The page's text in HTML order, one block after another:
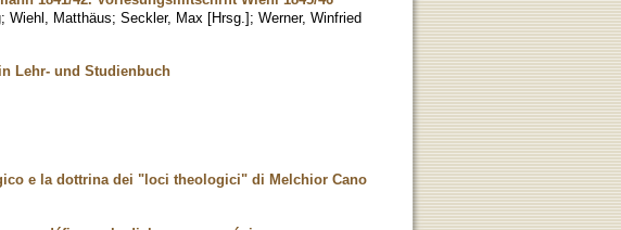
; Wiehl, Matthäus; Seckler, Max [Hrsg.]; Werner, Winfried
Lehr- und Studienbuch
e la dottrina dei "loci theologici" di Melchior Cano